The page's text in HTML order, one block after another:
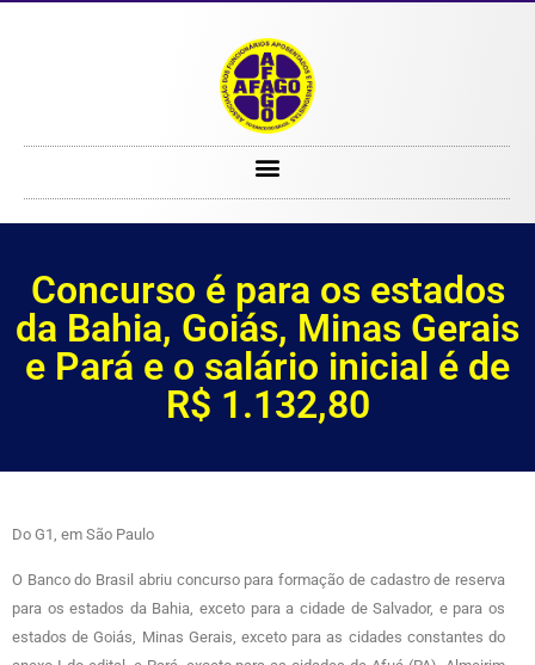
Concurso é para os estados
da Bahia, Goiás, Minas Gerais
e Pará e o salário inicial é de
R$ 1.132,80
Do G1, em São Paulo
O Banco do Brasil abriu concurso para formação de cadastro de reserva
para os estados da Bahia, exceto para a cidade de Salvador, e para os
estados de Goiás, Minas Gerais, exceto para as cidades constantes do